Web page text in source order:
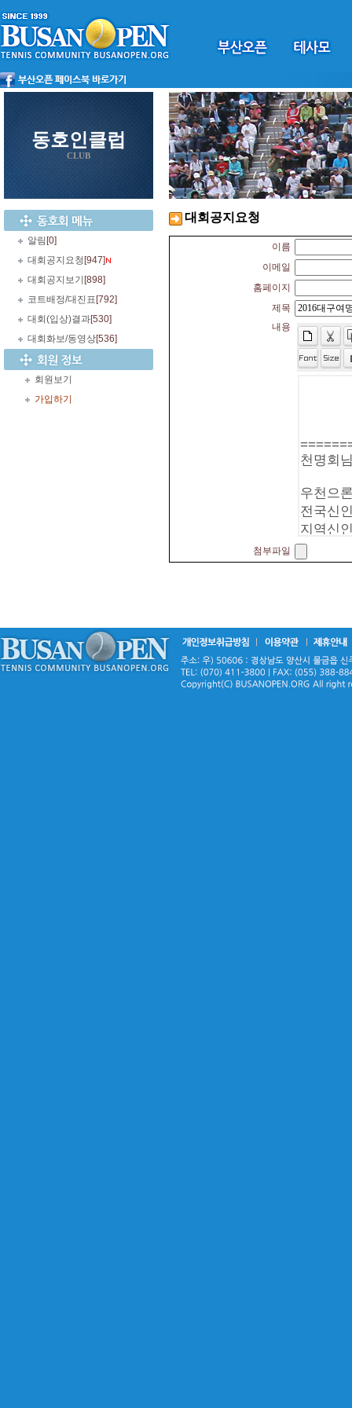
동호인클럽
CLUB
알림 [0]
대회공지요청 [947]
대회공지보기 [898]
코트배정/대진표 [792]
대회(입상)결과[530]
대회화보/동영상[536]
회원보기
가입하기
대회공지요청
이름
이메일
홈페이지
제목
내용
첨부파일